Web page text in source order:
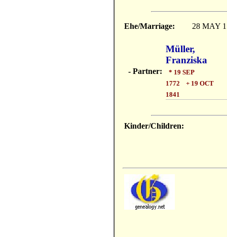
Ehe/Marriage: 28 MAY
- Partner:
Müller,
Franziska
* 19 SEP
1772 + 19 OCT
1841
Kinder/Children: